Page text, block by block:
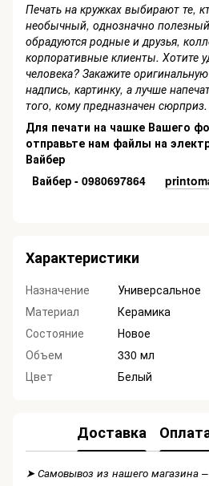
Печать на кружках выбирают те,
необычный, однозначно
обрадуются родные и друзья,
корпоративные клиенты. Хотите
человека? Закажите
надпись, картинку, а лучше
того, кому предназначен сюрприз.
Для печати на чашке Вашего
отправьте нам файлы на
Вайбер
Вайбер - 0980697864
Характеристики
Назначение
Универсальное
Материал
Керамика
Состояние
Новое
Объем
330 мл
Цвет
Белый
Доставка
➤ Самовывоз из нашего магазина –